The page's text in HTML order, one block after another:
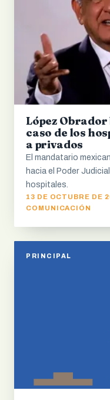
López
caso de los
a privados
El mandatario
hacia el Poder
hospitales.
13 DE OCTUBRE DE
COMUNICACIÓN
PRINCIPAL